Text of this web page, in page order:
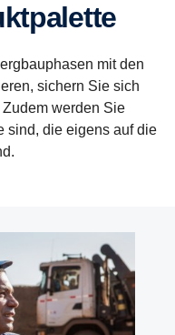
mit den
sichern Sie sich
werden Sie
sind, die eigens auf die